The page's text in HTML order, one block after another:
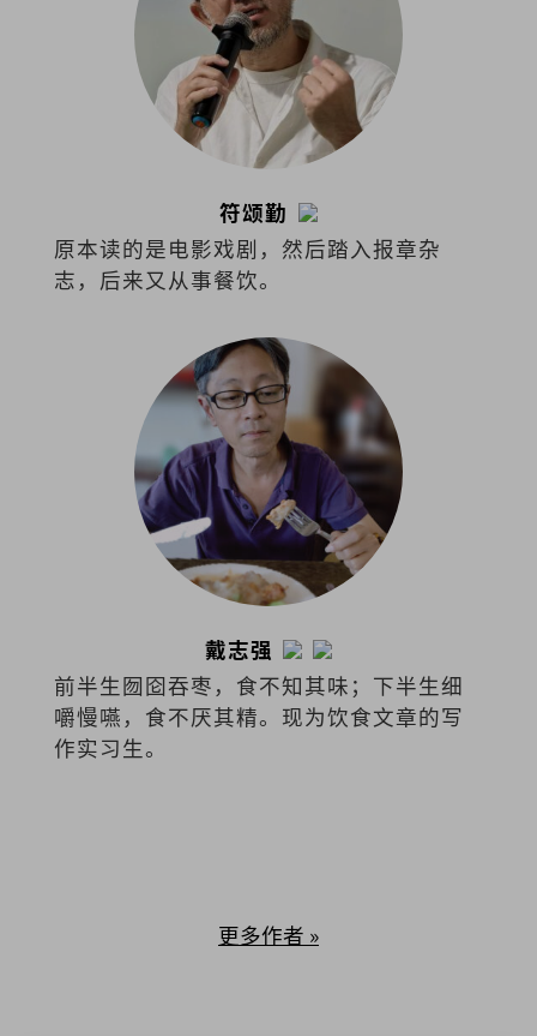
符颂勤
原本读的是电影戏剧，然后踏入报章杂
志，后来又从事餐饮。
戴志强
前半生囫囵吞枣，食不知其味；下半生细
嚼慢嚥，食不厌其精。现为饮食文章的写
作实习生。
更多作者 »